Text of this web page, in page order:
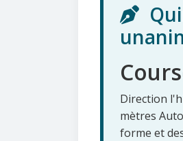
Direction
mètres
forme et